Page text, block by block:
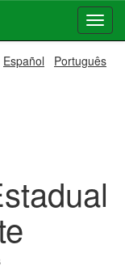
Español Português